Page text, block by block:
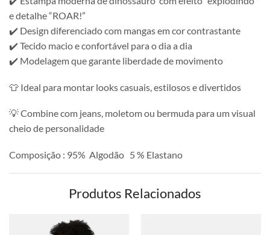
e detalhe “ROAR!”
✔️ Design diferenciado com mangas em cor contrastante
✔️ Tecido macio e confortável para o dia a dia
✔️ Modelagem que garante liberdade de movimento
👕 Ideal para montar looks casuais, estilosos e divertidos
💡 Combine com jeans, moletom ou bermuda para um visual
cheio de personalidade
Composição : 95% Algodão 5 % Elastano
Produtos Relacionados